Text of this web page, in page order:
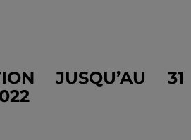
JUSQU’AU 31